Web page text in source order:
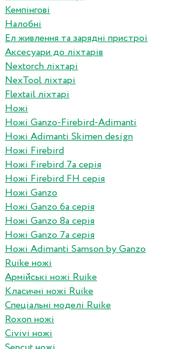
Кемпінгові
Налобні
Ел живлення та зарядні пристрої
Аксесуари до ліхтарів
Nextorch ліхтарі
NexTool ліхтарі
Flextail ліхтарі
Ножі
Ножі Ganzo-Firebird-Adimanti
Ножі Adimanti Skimen design
Ножі Firebird
Ножі Firebird 7а серія
Ножі Firebird FH серія
Ножі Ganzo
Ножі Ganzo 6а серія
Ножі Ganzo 8а серія
Ножі Ganzo 7а серія
Ножі Adimanti Samson by Ganzo
Ruike ножі
Армійські ножі Ruike
Класичні ножі Ruike
Спеціальні моделі Ruike
Roxon ножi
Civivi ножі